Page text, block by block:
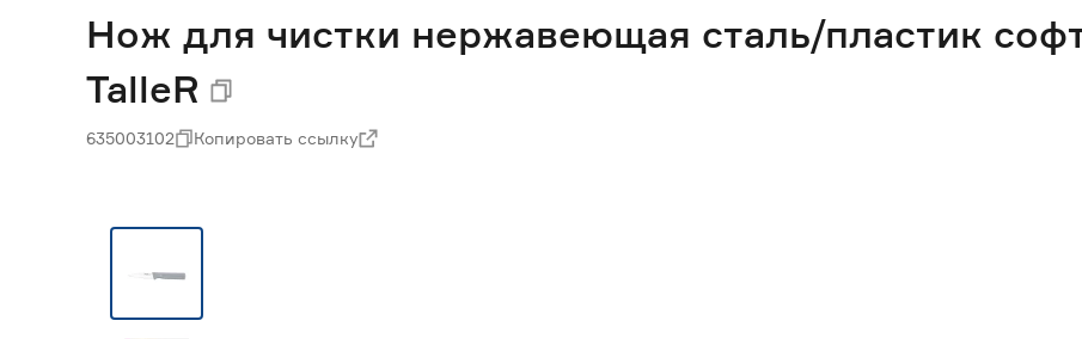
Нож для чистки нержавеющая сталь/пластик
TalleR
635003102 Копировать ссылку